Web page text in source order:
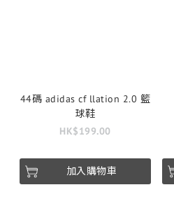
44碼 adidas cf llation 2.0 籃
球鞋
HK$199.00
加入購物車